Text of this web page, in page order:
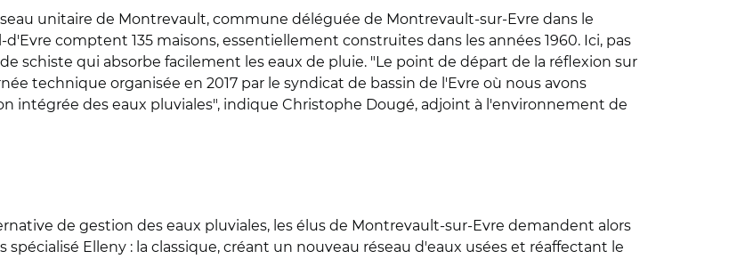
unitaire de Montrevault, commune déléguée de Montrevault-sur-Evre dans le
comptent 135 maisons, essentiellement construites dans les années 1960. Ici, pas
schiste qui absorbe facilement les eaux de pluie. "Le point de départ de la réflexion sur
technique organisée en 2017 par le syndicat de bassin de l'Evre où nous avons
intégrée des eaux pluviales", indique Christophe Dougé, adjoint à l'environnement de
de gestion des eaux pluviales, les élus de Montrevault-sur-Evre demandent alors
Elleny : la classique, créant un nouveau réseau d'eaux usées et réaffectant le